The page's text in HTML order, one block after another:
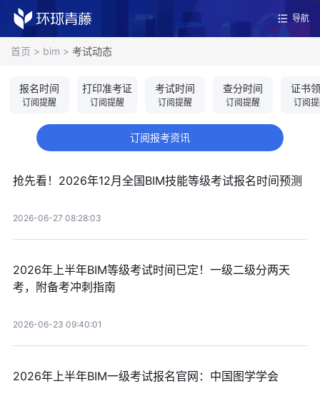
导航
首页 > bim > 考试动态
报名时间
订阅提醒
打印准考证
订阅提醒
考试时间
订阅提醒
查分时间
订阅提醒
证书
订阅
订阅报考资讯
抢先看！2026年12月全国BIM技能等级考试报名时间预测
2026-06-27 08:28:03
2026年上半年BIM等级考试时间已定！一级二级分两天
考，附备考冲刺指南
2026-06-23 09:40:01
2026年上半年BIM一级考试报名官网：中国图学学会